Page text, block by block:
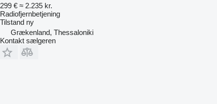
299 € ≈ 2.235 kr.
Radiofjernbetjening
Tilstand ny
Grækenland, Thessaloniki
Kontakt sælgeren